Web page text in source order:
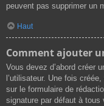
peuvent pas supprimer un
Haut
Comment ajouter
Vous devez d’abord créer
l’utilisateur. Une fois
sur le formulaire de
signature par défaut à tous